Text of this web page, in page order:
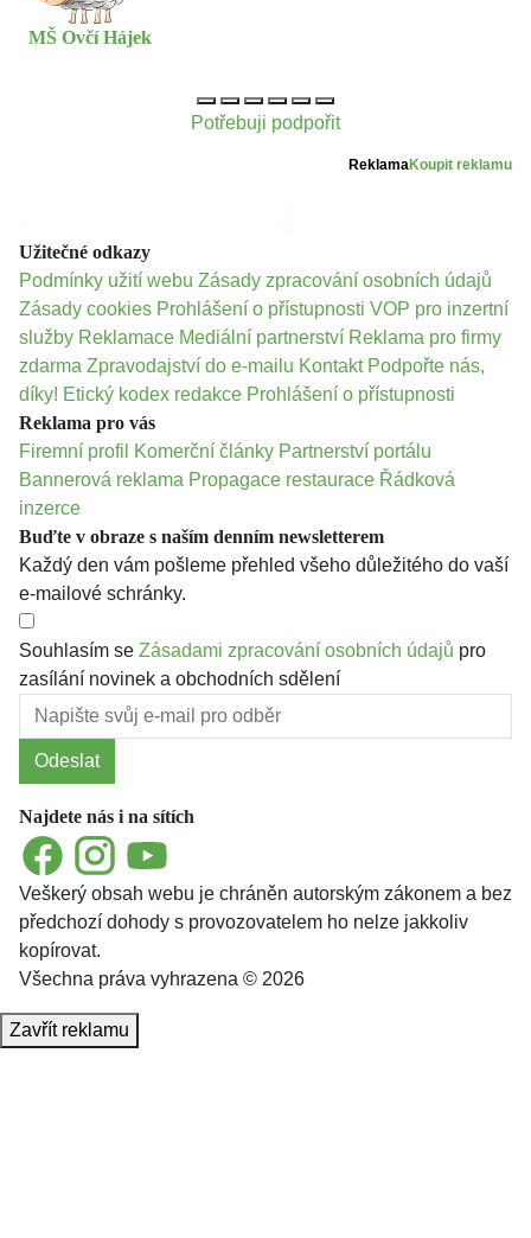
MŠ Ovčí Hájek
Potřebuji podpořit
ReklamaKoupit reklamu
Užitečné odkazy
Podmínky užití webu Zásady zpracování osobních údajů
Zásady cookies Prohlášení o přístupnosti VOP pro inzertní
služby Reklamace Mediální partnerství Reklama pro firmy
zdarma Zpravodajství do e-mailu Kontakt Podpořte nás,
díky! Etický kodex redakce Prohlášení o přístupnosti
Reklama pro vás
Firemní profil
Komerční články Partnerství portálu
Bannerová reklama Propagace restaurace Řádková
inzerce
Buďte v obraze s naším denním newsletterem
Každý den vám pošleme přehled všeho důležitého do vaší
e-mailové schránky.
Souhlasím se Zásadami zpracování osobních údajů pro
zasílání novinek a obchodních sdělení
Odeslat
Najdete nás i na sítích
FacebookInstagramYouTube
Veškerý obsah webu je chráněn autorským zákonem a bez
předchozí dohody s provozovatelem ho nelze jakkoliv
kopírovat.
Všechna práva vyhrazena © 2026
Zavřít reklamu